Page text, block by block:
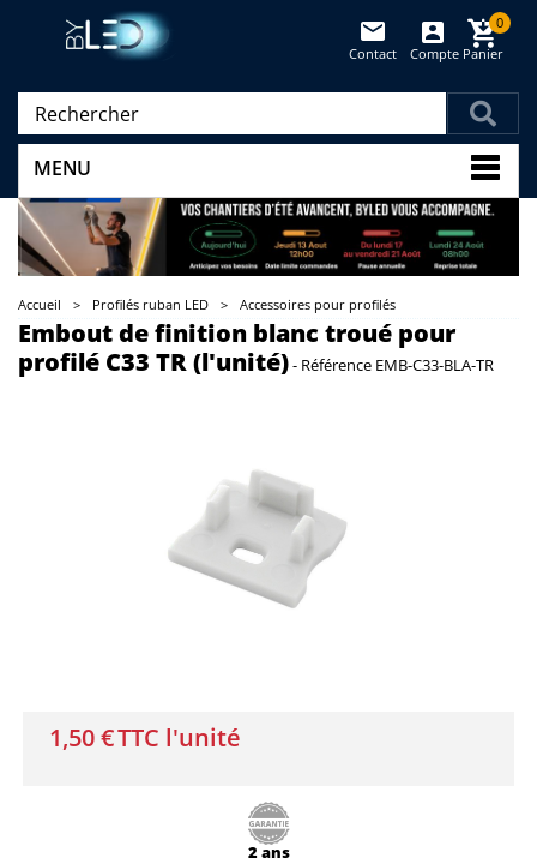
Panier
0
Compte
Contact
MENU
Accueil > Profilés ruban LED > Accessoires pour profilés
Embout de finition blanc troué pour
profilé C33 TR (l'unité)- Référence EMB-C33-BLA-TR
1,50 €TTC l'unité
2 ans